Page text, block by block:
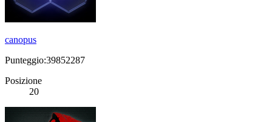
canopus
Punteggio:39852287
Posizione
20